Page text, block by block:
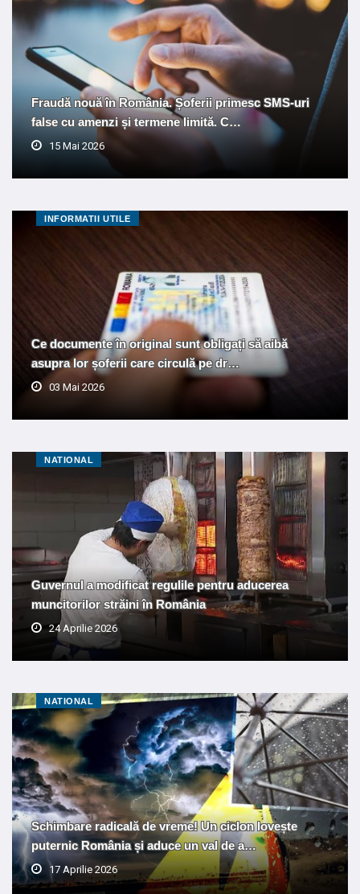
Fraudă nouă în România. Șoferii primesc SMS-uri
false cu amenzi și termene limită. C…
15 Mai 2026
INFORMATII UTILE
Ce documente în original sunt obligați să aibă
asupra lor șoferii care circulă pe dr…
03 Mai 2026
NATIONAL
Guvernul a modificat regulile pentru aducerea
muncitorilor străini în România
24 Aprilie 2026
NATIONAL
Schimbare radicală de vreme! Un ciclon lovește
puternic România și aduce un val de a…
17 Aprilie 2026